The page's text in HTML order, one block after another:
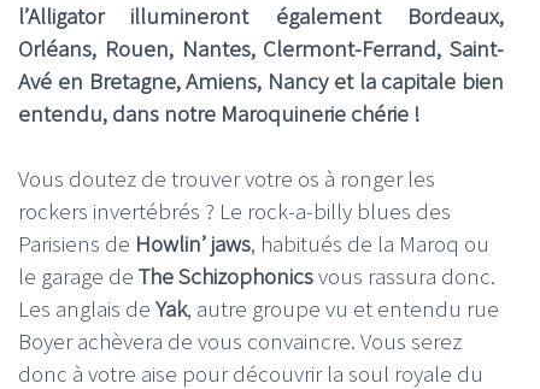
l’Alligator illumineront également Bordeaux,
Orléans, Rouen, Nantes, Clermont-Ferrand, Saint-
Avé en Bretagne, Amiens, Nancy et la capitale bien
entendu, dans notre Maroquinerie chérie !
Vous doutez de trouver votre os à ronger les
rockers invertébrés ? Le rock-a-billy blues des
Parisiens de Howlin’ jaws, habitués de la Maroq ou
le garage de The Schizophonicsvous rassura donc.
Les anglais de Yak, autre groupe vu et entendu rue
Boyer achèvera de vous convaincre. Vous serez
donc à votre aise pour découvrir la soul royale du